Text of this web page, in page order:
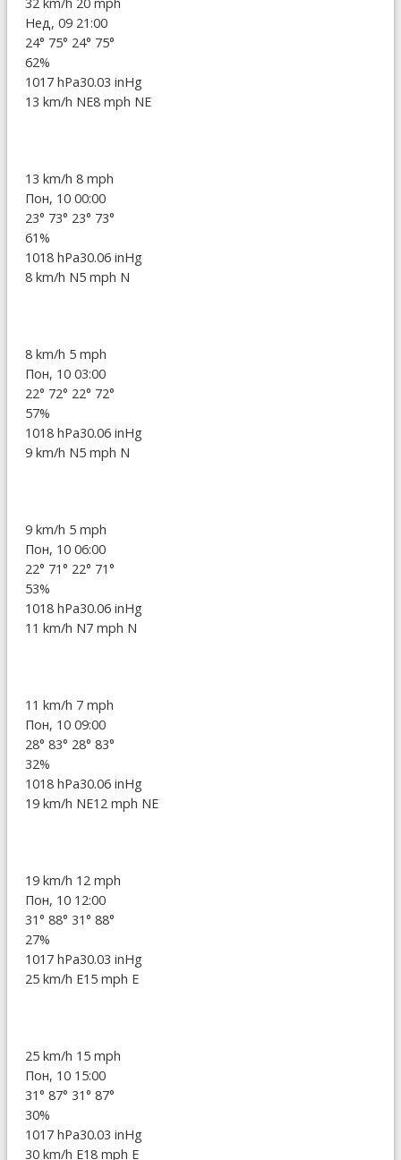
Нед, 09 21:00
24° 75° 24° 75°
62%
1017 hPa30.03 inHg
13 km/h NE8 mph NE
13 km/h 8 mph
Пон, 10 00:00
23° 73° 23° 73°
61%
1018 hPa30.06 inHg
8 km/h N5 mph N
8 km/h 5 mph
Пон, 10 03:00
22° 72° 22° 72°
57%
1018 hPa30.06 inHg
9 km/h N5 mph N
9 km/h 5 mph
Пон, 10 06:00
22° 71° 22° 71°
53%
1018 hPa30.06 inHg
11 km/h N7 mph N
11 km/h 7 mph
Пон, 10 09:00
28° 83° 28° 83°
32%
1018 hPa30.06 inHg
19 km/h NE12 mph NE
19 km/h 12 mph
Пон, 10 12:00
31° 88° 31° 88°
27%
1017 hPa30.03 inHg
25 km/h E15 mph E
25 km/h 15 mph
Пон, 10 15:00
31° 87° 31° 87°
30%
1017 hPa30.03 inHg
30 km/h E18 mph E